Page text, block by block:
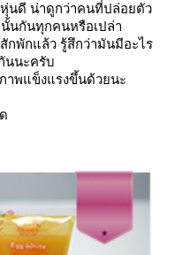
นดี น่าดูกว่าคนที่ปล่อยตัว
นกันทุกคนหรือเปล่า
กพักแล้ว รู้สึกว่ามันมีอะไร
นนะครับ
าพแข็งแรงขึ้นด้วยนะ